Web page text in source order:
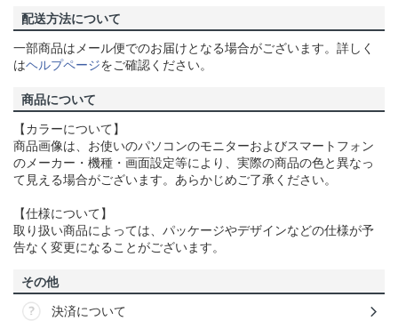
配送方法について
一部商品はメール便でのお届けとなる場合がございます。詳しく
はヘルプページをご確認ください。
商品について
【カラーについて】
商品画像は、お使いのパソコンのモニターおよびスマートフォン
のメーカー・機種・画面設定等により、実際の商品の色と異なっ
て見える場合がございます。あらかじめご了承ください。
【仕様について】
取り扱い商品によっては、パッケージやデザインなどの仕様が予
告なく変更になることがございます。
その他
決済について